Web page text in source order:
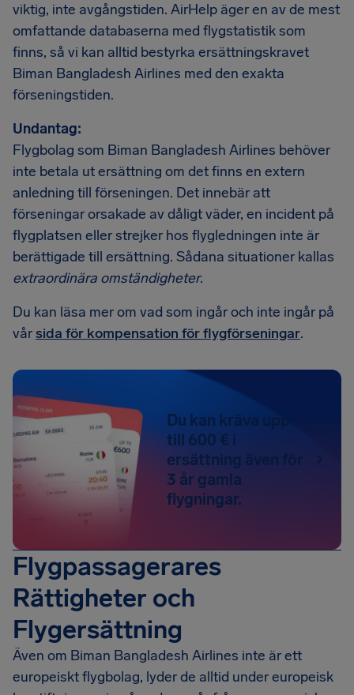
viktig, inte avgångstiden. AirHelp äger en av de mest
omfattande databaserna med flygstatistik som
finns, så vi kan alltid bestyrka ersättningskravet
Biman Bangladesh Airlines med den exakta
förseningstiden.
Undantag:
Flygbolag som Biman Bangladesh Airlines behöver
inte betala ut ersättning om det finns en extern
anledning till förseningen. Det innebär att
förseningar orsakade av dåligt väder, en incident på
flygplatsen eller strejker hos flygledningen inte är
berättigade till ersättning. Sådana situationer kallas
extraordinära omständigheter.
Du kan läsa mer om vad som ingår och inte ingår på
vårsida för kompensation för flygförseningar.
Du kan kräva upp
till 600 € i
ersättning även för
3 år gamla
flygningar.
Flygpassagerares
Rättigheter och
Flygersättning
Även om Biman Bangladesh Airlines inte är ett
europeiskt flygbolag, lyder de alltid under europeisk